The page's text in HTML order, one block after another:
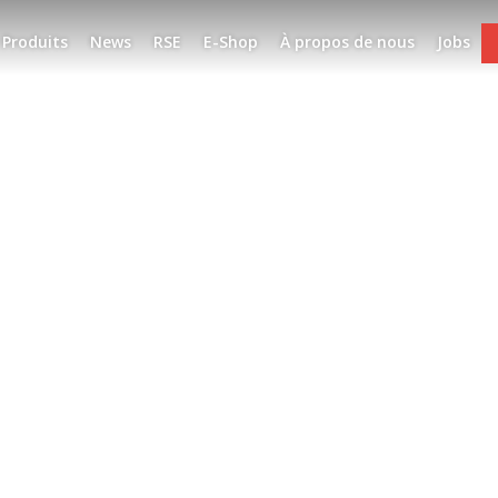
Produits News RSE E-Shop À propos de nous Jobs